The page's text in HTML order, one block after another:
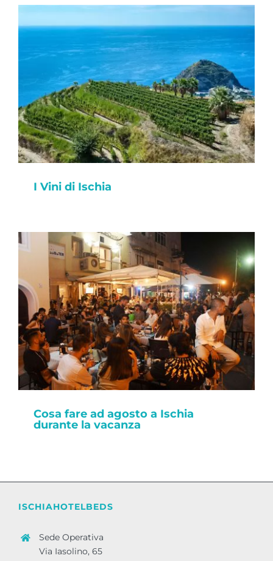
I Vini di Ischia
Cosa fare ad agosto a Ischia
durante la vacanza
ISCHIAHOTELBEDS
Sede Operativa
Via Iasolino, 65